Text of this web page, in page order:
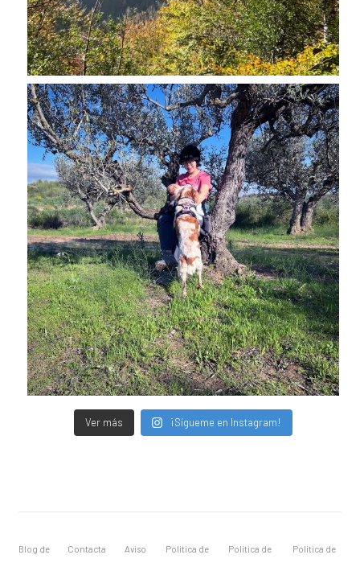
Ver más ¡Sígueme en Instagram!
Blog de
Contacta
Aviso
Política de
Política de
Política de